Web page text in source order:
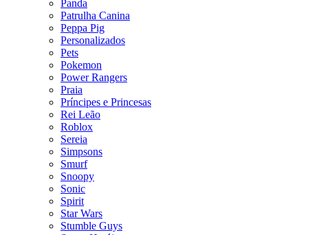
Panda
Patrulha Canina
Peppa Pig
Personalizados
Pets
Pokemon
Power Rangers
Praia
Príncipes e Princesas
Rei Leão
Roblox
Sereia
Simpsons
Smurf
Snoopy
Sonic
Spirit
Star Wars
Stumble Guys